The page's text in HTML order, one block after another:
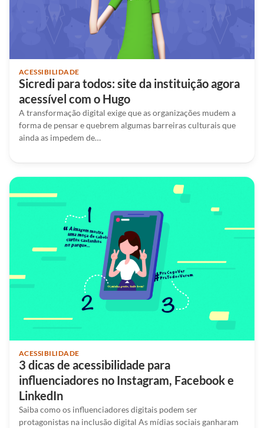
ACESSIBILIDADE
Sicredi para todos: site da instituição agora
acessível com o Hugo
A transformação digital exige que as organizações mudem a
forma de pensar e quebrem algumas barreiras culturais que
ainda as impedem de…
ACESSIBILIDADE
3 dicas de acessibilidade para
influenciadores no Instagram, Facebook e
LinkedIn
Saiba como os influenciadores digitais podem ser
protagonistas na inclusão digital As mídias sociais ganharam